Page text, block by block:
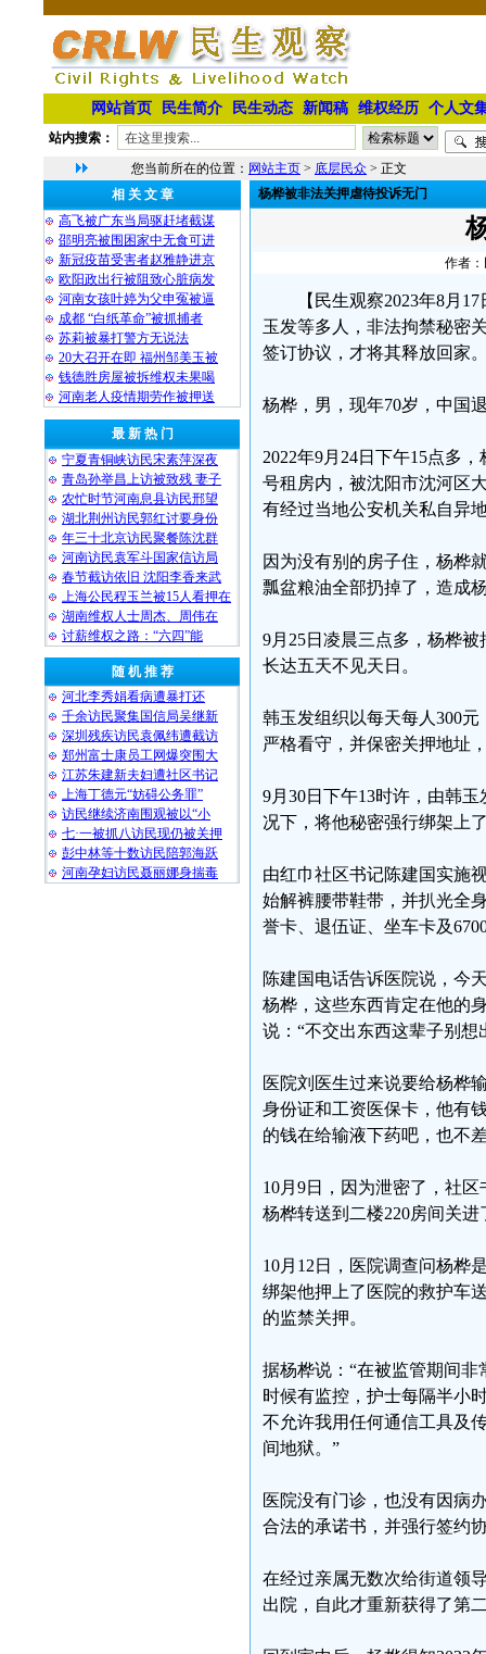
网站首页 民生简介 民生动态 新闻稿 维权经历 个人文
站内搜索：
您当前所在的位置： 网站主页 > 底层民众 > 正文
相 关 文 章
高飞被广东当局驱赶堵截谋
邵明亮被围困家中无食可进
新冠疫苗受害者赵雅静进京
欧阳政出行被阻致心脏病发
河南女孩叶婷为父申冤被逼
成都 “白纸革命”被抓捕者
苏莉被暴打警方无说法
20大召开在即 福州邹美玉被
钱德胜房屋被拆维权未果喝
河南老人疫情期劳作被押送
最 新 热 门
宁夏青铜峡访民宋素萍深夜
青岛孙举昌上访被致残 妻子
农忙时节河南息县访民邢望
湖北荆州访民郭红讨要身份
年三十北京访民聚餐陈沈群
河南访民袁军斗国家信访局
春节截访依旧 沈阳李香来武
上海公民程玉兰被15人看押在
湖南维权人士周杰、周伟在
讨薪维权之路：“六四”能
随 机 推 荐
​河北李秀娟看病遭暴打还
千余访民聚集国信局吴继新
深圳残疾访民袁佩纬遭截访
郑州富士康员工网爆突围大
江苏朱建新夫妇遭社区书记
上海丁德元“妨碍公务罪”
访民继续济南围观被以“小
七·一被抓八访民现仍被关押
彭中林等十数访民陪郭海跃
河南孕妇访民聂丽娜身揣毒
杨桦被非法关押虐待投诉无门
作者：
【民生观察2023年8月
玉发等多人，非法拘禁秘密
签订协议，才将其释放回家
杨桦，男，现年70岁，中国
2022年9月24日下午15点多
号租房内，被沈阳市沈河区
有经过当地公安机关私自异
因为没有别的房子住，杨桦
瓢盆粮油全部扔掉了，造成
9月25日凌晨三点多，杨桦
长达五天不见天日。
韩玉发组织以每天每人300
严格看守，并保密关押地址
9月30日下午13时许，由韩
况下，将他秘密强行绑架上
由红巾社区书记陈建国实施
始解裤腰带鞋带，并扒光全
誉卡、退伍证、坐车卡及
陈建国电话告诉医院说，今
杨桦，这些东西肯定在他的
说：“不交出东西这辈子别想
医院刘医生过来说要给杨桦
身份证和工资医保卡，他有
的钱在给输液下药吧，也不
10月9日，因为泄密了，社
杨桦转送到二楼220房间关进
10月12日，医院调查问杨桦
绑架他押上了医院的救护车
的监禁关押。
据杨桦说：“在被监管期间
时候有监控，护士每隔半小
不允许我用任何通信工具及
间地狱。”
医院没有门诊，也没有因病
合法的承诺书，并强行签约
在经过亲属无数次给街道领
出院，自此才重新获得了第